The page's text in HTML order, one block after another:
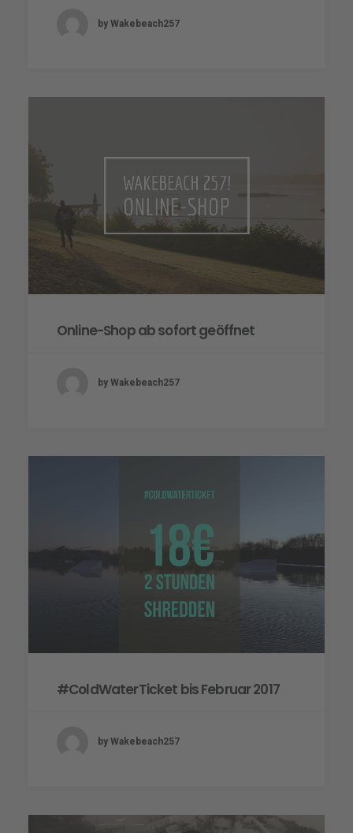
by Wakebeach257
Online-Shop ab sofort geöffnet
by Wakebeach257
#ColdWaterTicket bis Februar 2017
by Wakebeach257